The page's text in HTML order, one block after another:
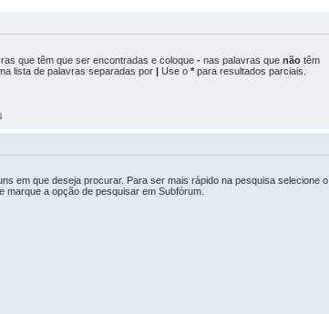
que têm que ser encontradas e coloque - nas palavras que não têm
lista de palavras separadas por | Use o * para resultados parciais.
em que deseja procurar. Para ser mais rápido na pesquisa selecione o
marque a opção de pesquisar em Subfórum.